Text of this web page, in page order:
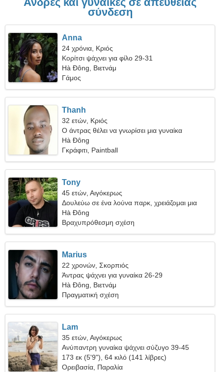
σύνδεση
Anna
24 χρόνια, Κριός
Κορίτσι ψάχνει για φίλο 29-31
Hà Đông, Βιετνάμ
Γάμος
Thanh
32 ετών, Κριός
Ο άντρας θέλει να γνωρίσει μια γυναίκα
Hà Đông
Γκράφιτι, Paintball
Tony
45 ετών, Αιγόκερως
Δουλεύω σε ένα λούνα παρκ, χρειάζομαι μια
αισθησιακή γυναίκα
Hà Đông
Βραχυπρόθεσμη σχέση
Marius
22 χρονών, Σκορπιός
Άντρας ψάχνει για γυναίκα 26-29
Hà Đông, Βιετνάμ
Πραγματική σχέση
Lam
35 ετών, Αιγόκερως
Ανύπαντρη γυναίκα ψάχνει σύζυγο 39-45
173 εκ (5'9"), 64 κιλό (141 λίβρες)
Ορειβασία, Παραλία